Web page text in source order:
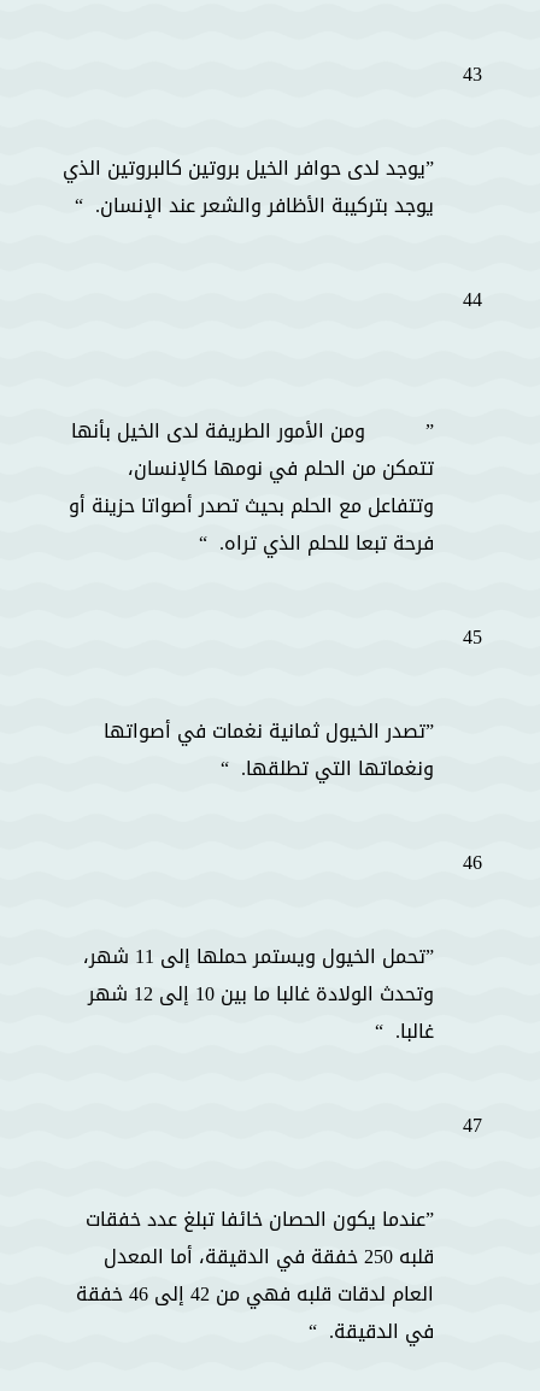
43
يوجد لدى حوافر الخيل بروتين كالبروتين الذي
يوجد بتركيبة الأظافر والشعر عند الإنسان.
44
ومن الأمور الطريفة لدى الخيل بأنها
تتمكن من الحلم في نومها كالإنسان،
وتتفاعل مع الحلم بحيث تصدر أصواتا حزينة أو
فرحة تبعا للحلم الذي تراه.
45
تصدر الخيول ثمانية نغمات في أصواتها
ونغماتها التي تطلقها.
46
تحمل الخيول ويستمر حملها إلى 11 شهر،
وتحدث الولادة غالبا ما بين 10 إلى 12 شهر
غالبا.
47
عندما يكون الحصان خائفا تبلغ عدد خفقات
قلبه 250 خفقة في الدقيقة، أما المعدل
العام لدقات قلبه فهي من 42 إلى 46 خفقة
في الدقيقة.